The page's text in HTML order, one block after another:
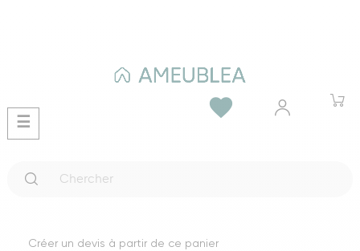
Basculer
la
☰
favorite
Créer un devis à partir de ce panier